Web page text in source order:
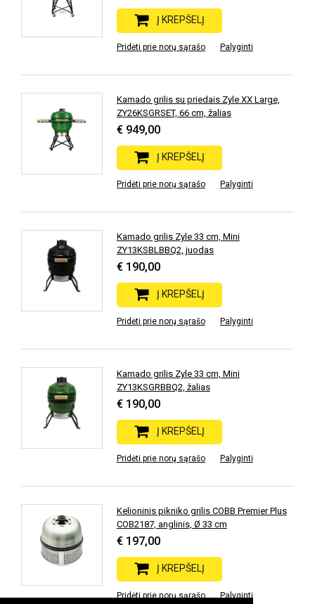
Į KREPŠELĮ
Pridėti prie norų sąrašo Palyginti
Kamado grilis su priedais Zyle XX Large,
ZY26KSGRSET, 66 cm, žalias
€ 949,00
Į KREPŠELĮ
Pridėti prie norų sąrašo Palyginti
Kamado grilis Zyle 33 cm, Mini
ZY13KSBLBBQ2, juodas
€ 190,00
Į KREPŠELĮ
Pridėti prie norų sąrašo Palyginti
Kamado grilis Zyle 33 cm, Mini
ZY13KSGRBBQ2, žalias
€ 190,00
Į KREPŠELĮ
Pridėti prie norų sąrašo Palyginti
Kelioninis pikniko grilis COBB Premier Plus
COB2187, anglinis, Ø 33 cm
€ 197,00
Į KREPŠELĮ
Pridėti prie norų sąrašo Palyginti